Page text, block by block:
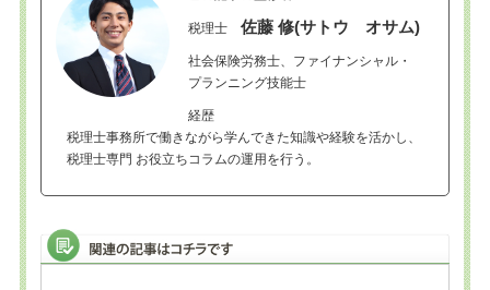
税理士佐藤 修(サトウ オサム)
社会保険労務士、ファイナンシャル・
プランニング技能士
経歴
税理士事務所で働きながら学んできた知識や経験を活かし、
税理士専門 お役立ちコラムの運用を行う。